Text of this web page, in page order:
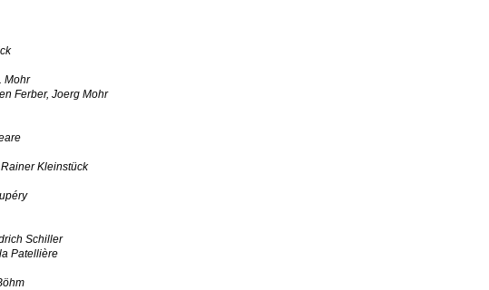
Mohr
Ferber, Joerg Mohr
Kleinstück
Schiller
Patellière